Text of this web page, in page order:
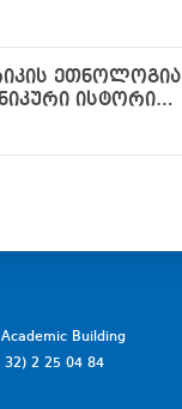
ეთნოლოგია
ისტორია,
Building
32) 2 25 04 84